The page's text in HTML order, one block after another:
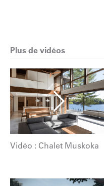
Plus de vidéos
Vidéo : Chalet Muskoka